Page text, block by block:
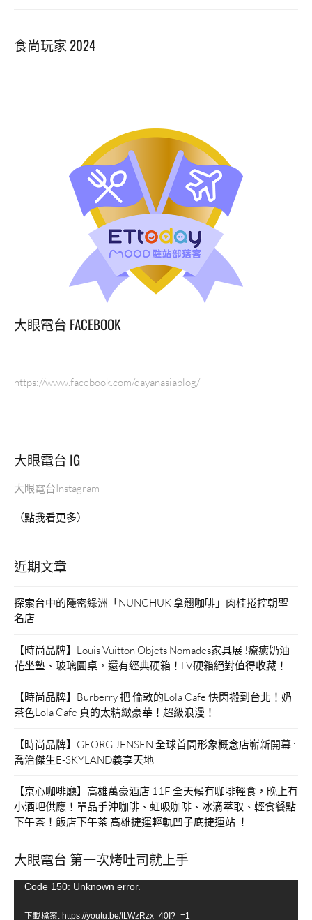
食尚玩家 2024
大眼電台 FACEBOOK
https://www.facebook.com/dayanasiablog/
大眼電台 IG
大眼電台Instagram
（點我看更多）
近期文章
探索台中的隱密綠洲「NUNCHUK 拿翹咖啡」肉桂捲控朝聖
名店
【時尚品牌】Louis Vuitton Objets Nomades家具展 !療癒奶油
花坐墊、玻璃圓桌，還有經典硬箱！LV硬箱絕對值得收藏！
【時尚品牌】Burberry 把 倫敦的Lola Cafe 快閃搬到台北！奶
茶色Lola Cafe 真的太精緻豪華！超級浪漫！
【時尚品牌】GEORG JENSEN 全球首間形象概念店嶄新開幕 :
喬治傑生E-SKYLAND義享天地
【京心咖啡廳】高雄萬豪酒店 11F 全天候有咖啡輕食，晚上有
小酒吧供應！單品手沖咖啡、虹吸咖啡、冰滴萃取、輕食餐點
下午茶！飯店下午茶 高雄捷運輕軌凹子底捷運站 ！
大眼電台 第一次烤吐司就上手
視Code 150: Unknown error.
下載檔案: https://youtu.be/tLWzRzx_40I?_=1